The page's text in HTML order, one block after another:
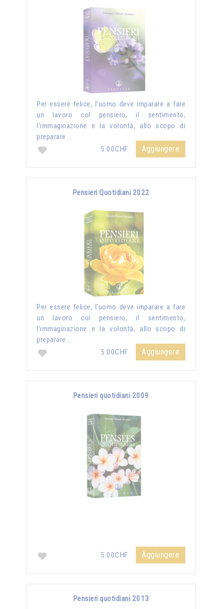
Per essere felice, l’uomo deve imparare a fare
un lavoro col pensiero, il sentimento,
l’immaginazione e la volontà, allo scopo di
preparare …
5.00CHF
Aggiungere
Pensieri Quotidiani 2022
Per essere felice, l’uomo deve imparare a fare
un lavoro col pensiero, il sentimento,
l’immaginazione e la volontà, allo scopo di
preparare …
5.00CHF
Aggiungere
Pensieri quotidiani 2009
5.00CHF Aggiungere
Pensieri quotidiani 2013